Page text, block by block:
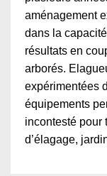
aménagement
dans la
résultats en
arborés.
expérimentées
équipements
incontesté pour
d’élagage,